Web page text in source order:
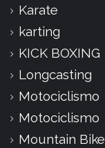
Karate
karting
KICK BOXING
Longcasting
Motociclismo
Motociclismo
Mountain Bike